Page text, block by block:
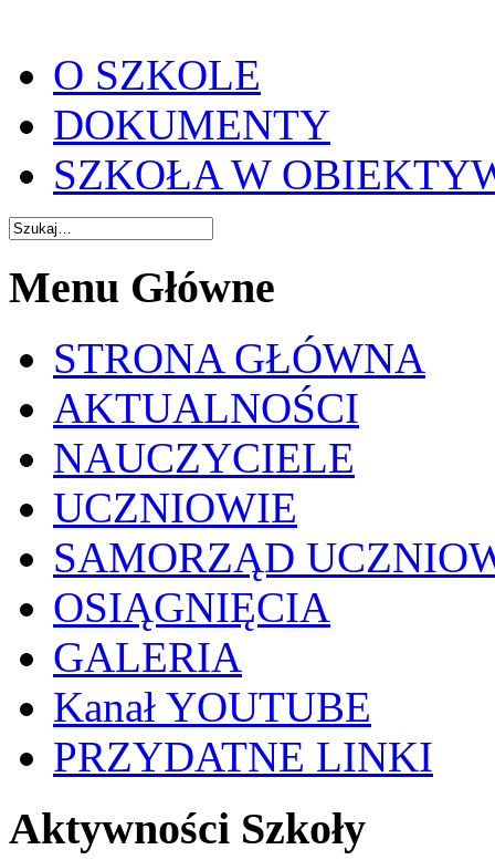
O SZKOLE
DOKUMENTY
SZKOŁA W
Menu Główne
STRONA GŁÓWNA
AKTUALNOŚCI
NAUCZYCIELE
UCZNIOWIE
SAMORZĄD
OSIĄGNIĘCIA
GALERIA
Kanał YOUTUBE
PRZYDATNE LINKI
Aktywności Szkoły